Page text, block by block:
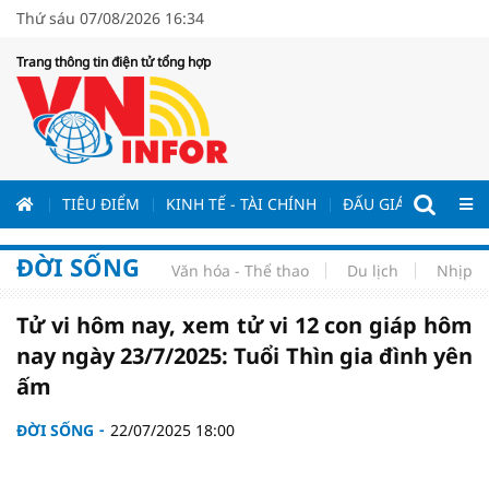
Thứ sáu 07/08/2026 16:34
Trang thông tin điện tử tổng hợp
TIÊU ĐIỂM KINH TẾ - TÀI CHÍNH ĐẤU GIÁ - ĐẤU
ĐỜI SỐNG Văn hóa - Thể thao Du lịch Nhịp
Tử vi hôm nay, xem tử vi 12 con giáp hôm
nay ngày 23/7/2025: Tuổi Thìn gia đình yên
ấm
ĐỜI SỐNG 22/07/2025 18:00